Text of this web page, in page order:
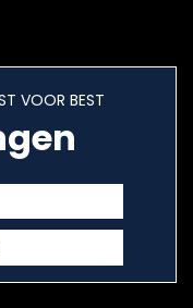
VOOR BEST